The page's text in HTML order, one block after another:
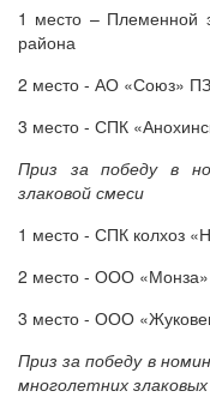
1 место – Племенной
района
2 место - АО «Союз» ПЗ
3 место - СПК
Приз за победу в
злаковой смеси
1 место - СПК колхоз
2 место - ООО «Монза»
3 место - ООО
Приз за победу в
многолетних